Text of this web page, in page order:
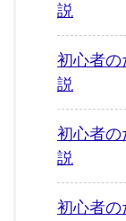
説
初心者
説
初心者
説
初心者